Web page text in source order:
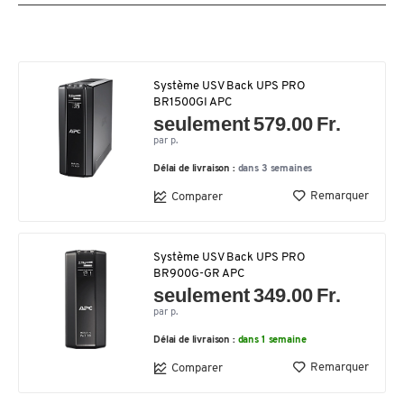
Système USV Back UPS PRO
BR1500GI APC
seulement 579.00 Fr.
par p.
Délai de livraison : dans 3 semaines
Comparer Remarquer
Système USV Back UPS PRO
BR900G-GR APC
seulement 349.00 Fr.
par p.
Délai de livraison : dans 1 semaine
Comparer Remarquer